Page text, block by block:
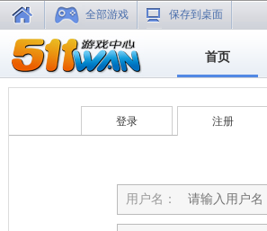
全部游戏 保存到桌面
首页
登录 注册
用户名：